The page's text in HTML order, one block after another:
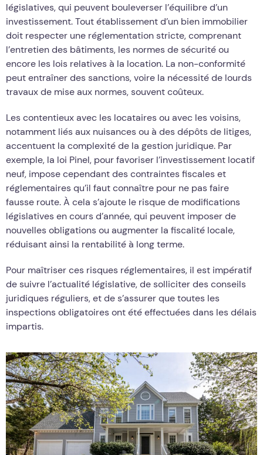
législatives, qui peuvent bouleverser l’équilibre d’un
investissement. Tout établissement d’un bien immobilier
doit respecter une réglementation stricte, comprenant
l’entretien des bâtiments, les normes de sécurité ou
encore les lois relatives à la location. La non-conformité
peut entraîner des sanctions, voire la nécessité de lourds
travaux de mise aux normes, souvent coûteux.
Les contentieux avec les locataires ou avec les voisins,
notamment liés aux nuisances ou à des dépôts de litiges,
accentuent la complexité de la gestion juridique. Par
exemple, la loi Pinel, pour favoriser l’investissement locatif
neuf, impose cependant des contraintes fiscales et
réglementaires qu’il faut connaître pour ne pas faire
fausse route. À cela s’ajoute le risque de modifications
législatives en cours d’année, qui peuvent imposer de
nouvelles obligations ou augmenter la fiscalité locale,
réduisant ainsi la rentabilité à long terme.
Pour maîtriser ces risques réglementaires, il est impératif
de suivre l’actualité législative, de solliciter des conseils
juridiques réguliers, et de s’assurer que toutes les
inspections obligatoires ont été effectuées dans les délais
impartis.